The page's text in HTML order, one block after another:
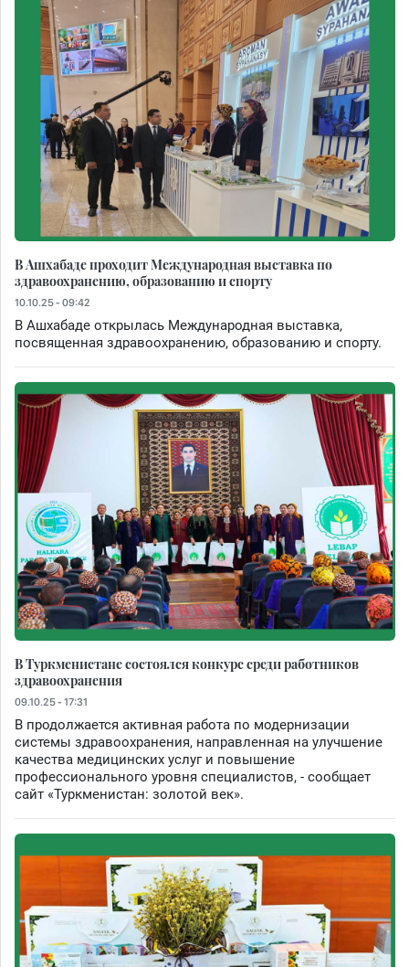
В Ашхабаде проходит Международная выставка по
здравоохранению, образованию и спорту
10.10.25 - 09:42
В Ашхабаде открылась Международная выставка,
посвященная здравоохранению, образованию и спорту.
В Туркменистане состоялся конкурс среди работников
здравоохранения
09.10.25 - 17:31
В продолжается активная работа по модернизации
системы здравоохранения, направленная на улучшение
качества медицинских услуг и повышение
профессионального уровня специалистов, - сообщает
сайт «Туркменистан: золотой век».